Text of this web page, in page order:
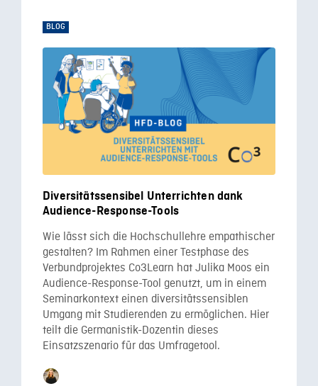
BLOG
Diversitätssensibel Unterrichten dank
Audience-Response-Tools
Wie lässt sich die Hochschullehre empathischer
gestalten? Im Rahmen einer Testphase des
Verbundprojektes Co3Learn hat Julika Moos ein
Audience-Response-Tool genutzt, um in einem
Seminarkontext einen diversitätssensiblen
Umgang mit Studierenden zu ermöglichen. Hier
teilt die Germanistik-Dozentin dieses
Einsatzszenario für das Umfragetool.